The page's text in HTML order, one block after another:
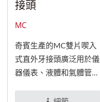
接頭
MC
奇賓生產的MC雙片喫入
式直外牙接頭廣泛用於儀
器儀表、液體和氣體管
用於食品與醫療設備。